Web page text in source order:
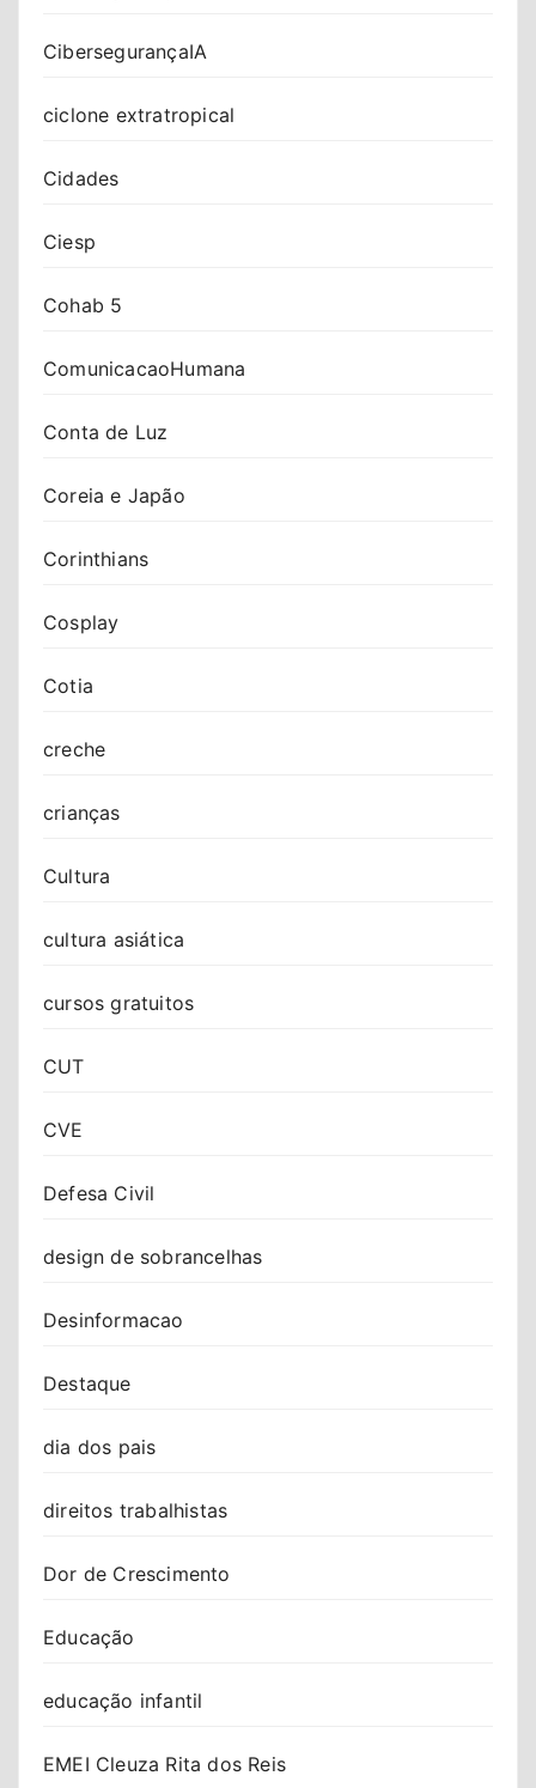
CibersegurançaIA
ciclone extratropical
Cidades
Ciesp
Cohab 5
ComunicacaoHumana
Conta de Luz
Coreia e Japão
Corinthians
Cosplay
Cotia
creche
crianças
Cultura
cultura asiática
cursos gratuitos
CUT
CVE
Defesa Civil
design de sobrancelhas
Desinformacao
Destaque
dia dos pais
direitos trabalhistas
Dor de Crescimento
Educação
educação infantil
EMEI Cleuza Rita dos Reis